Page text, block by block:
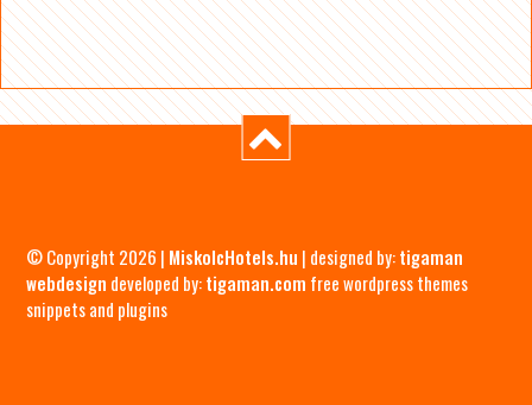
© Copyright 2026 | MiskolcHotels.hu | designed by:tigaman
webdesign developed by:tigaman.com free wordpress themes
snippets and plugins